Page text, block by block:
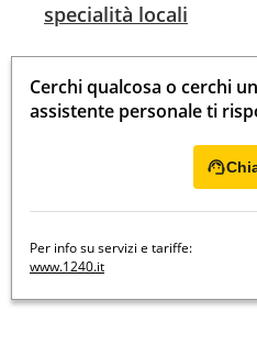
specialità locali
Cerchi qualcosa o cerchi
assistente personale ti
Per info su servizi e tariffe:
www.1240.it